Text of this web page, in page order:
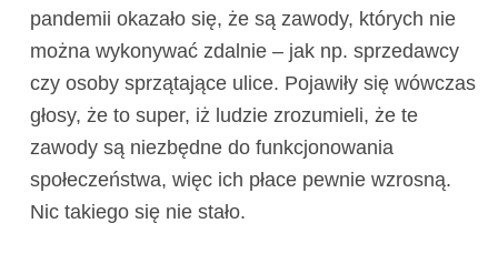
pandemii okazało się, że są zawody, których nie
można wykonywać zdalnie – jak np. sprzedawcy
czy osoby sprzątające ulice. Pojawiły się wówczas
głosy, że to super, iż ludzie zrozumieli, że te
zawody są niezbędne do funkcjonowania
społeczeństwa, więc ich płace pewnie wzrosną.
Nic takiego się nie stało.